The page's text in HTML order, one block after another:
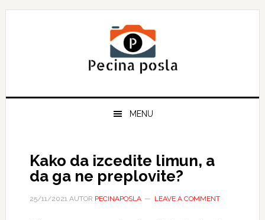
Skip
Skip
Skip
MENU
Kako da izcedite limun, a
da ga ne preplovite?
25/11/2021AUTOR PECINAPOSLA LEAVE A COMMENT